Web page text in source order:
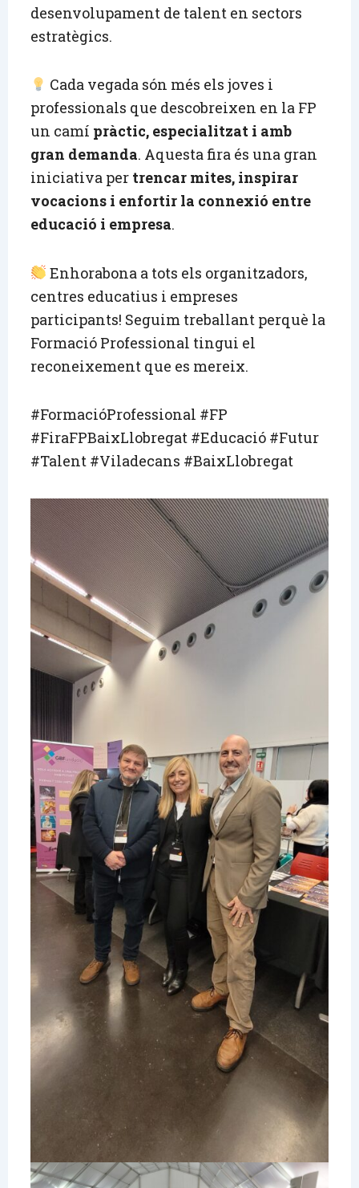
desenvolupament de talent en sectors
estratègics.
Cada vegada són més els joves i
professionals que descobreixen en la FP
un camí pràctic, especialitzat i amb
gran demanda. Aquesta fira és una gran
iniciativa per trencar mites, inspirar
vocacions i enfortir la connexió entre
educació i empresa.
Enhorabona a tots els organitzadors,
centres educatius i empreses
participants! Seguim treballant perquè la
Formació Professional tingui el
reconeixement que es mereix.
#FormacióProfessional #FP
#FiraFPBaixLlobregat #Educació #Futur
#Talent #Viladecans #BaixLlobregat